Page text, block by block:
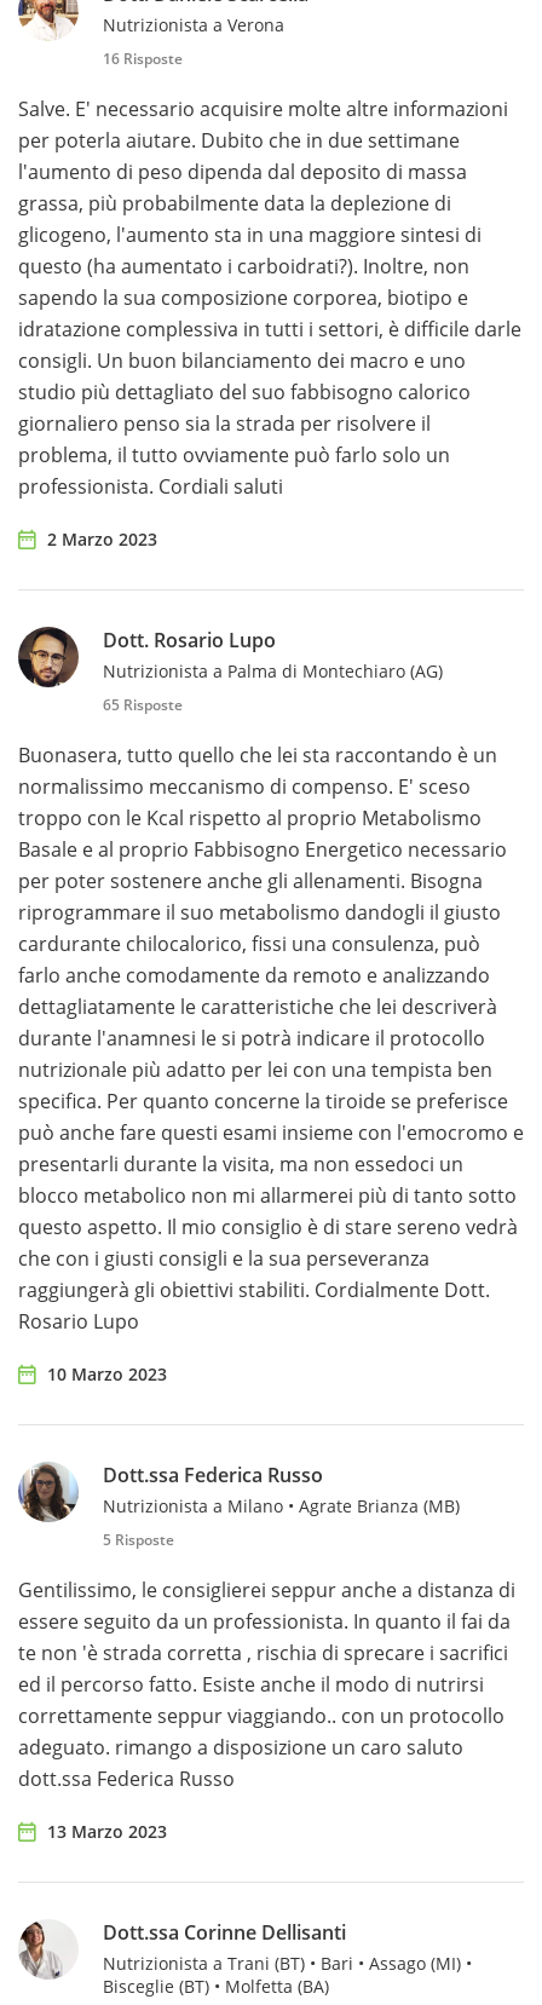
Nutrizionista a Verona
16 Risposte
Salve. E' necessario acquisire molte altre informazioni
per poterla aiutare. Dubito che in due settimane
l'aumento di peso dipenda dal deposito di massa
grassa, più probabilmente data la deplezione di
glicogeno, l'aumento sta in una maggiore sintesi di
questo (ha aumentato i carboidrati?). Inoltre, non
sapendo la sua composizione corporea, biotipo e
idratazione complessiva in tutti i settori, è difficile darle
consigli. Un buon bilanciamento dei macro e uno
studio più dettagliato del suo fabbisogno calorico
giornaliero penso sia la strada per risolvere il
problema, il tutto ovviamente può farlo solo un
professionista. Cordiali saluti
2 Marzo 2023
Dott. Rosario Lupo
Nutrizionista a Palma di Montechiaro (AG)
65 Risposte
Buonasera, tutto quello che lei sta raccontando è un
normalissimo meccanismo di compenso. E' sceso
troppo con le Kcal rispetto al proprio Metabolismo
Basale e al proprio Fabbisogno Energetico necessario
per poter sostenere anche gli allenamenti. Bisogna
riprogrammare il suo metabolismo dandogli il giusto
cardurante chilocalorico, fissi una consulenza, può
farlo anche comodamente da remoto e analizzando
dettagliatamente le caratteristiche che lei descriverà
durante l'anamnesi le si potrà indicare il protocollo
nutrizionale più adatto per lei con una tempista ben
specifica. Per quanto concerne la tiroide se preferisce
può anche fare questi esami insieme con l'emocromo e
presentarli durante la visita, ma non essedoci un
blocco metabolico non mi allarmerei più di tanto sotto
questo aspetto. Il mio consiglio è di stare sereno vedrà
che con i giusti consigli e la sua perseveranza
raggiungerà gli obiettivi stabiliti. Cordialmente Dott.
Rosario Lupo
10 Marzo 2023
Dott.ssa Federica Russo
Nutrizionista a Milano • Agrate Brianza (MB)
5 Risposte
Gentilissimo, le consiglierei seppur anche a distanza di
essere seguito da un professionista. In quanto il fai da
te non 'è strada corretta , rischia di sprecare i sacrifici
ed il percorso fatto. Esiste anche il modo di nutrirsi
correttamente seppur viaggiando.. con un protocollo
adeguato. rimango a disposizione un caro saluto
dott.ssa Federica Russo
13 Marzo 2023
Dott.ssa Corinne Dellisanti
Nutrizionista a Trani (BT) • Bari • Assago (MI) •
Bisceglie (BT) • Molfetta (BA)